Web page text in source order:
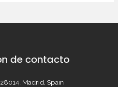
de contacto
Madrid, Spain